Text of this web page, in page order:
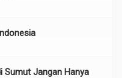
Sumut Jangan Hanya